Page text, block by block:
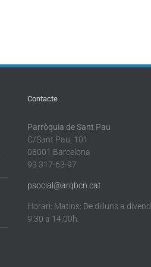
Contacte
Parròquia de Sant Pau
C/Sant Pau, 101
08001 Barcelona
93 317-63-97
psocial@arqbcn.cat
Horari: Matins: De dilluns a
9.30 a 14.00h.